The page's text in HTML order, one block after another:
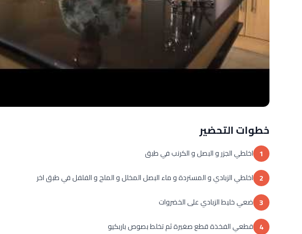
خطوات التحضير
1 اخلطي الجزر و البصل و الكرنب في طبق
2 اخلطي الزبادي و المستردة و ماء البصل المخلل و الملح و الفلفل في طبق اخر
3 ضعي خليط الزبادي على الخضروات
4 قطعي الفخذة قطع صغيرة ثم تخلط بصوص باربكيو